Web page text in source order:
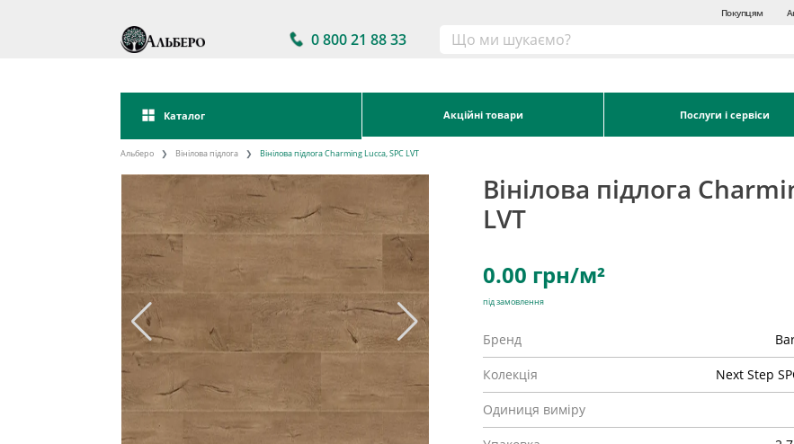
Покупцям
0 800 21 88 33
Каталог Акційні товари Послуги і сервіси
Альберо Вінілова підлога Вінілова підлога Charming Lucca, SPC LVT
Вінілова підлога
LVT
0.00 грн/м²
під замовлення
Бренд
Колекція Next Step
Одиниця виміру